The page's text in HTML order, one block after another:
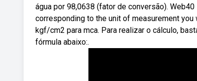
água por 98,0638 (fator de conversão).
corresponding to the unit of measurement
kgf/cm2 para mca. Para realizar o cálculo,
fórmula abaixo:.